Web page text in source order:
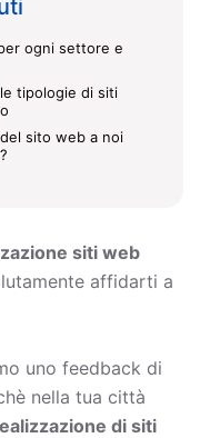
ogni settore e
tipologie di siti
sito web a noi
siti web
affidarti a
uno feedback di
nella tua città
di siti